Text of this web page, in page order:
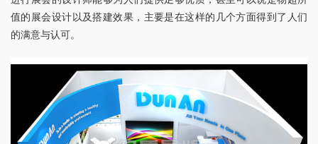
值的展会设计以及搭建效果，主要是在这样的几个方面得到了人们
的满意与认可。